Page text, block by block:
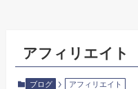
アフィリエイト
ブログ アフィリエイト